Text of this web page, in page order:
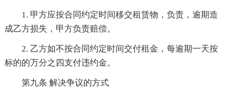
1. 甲方应按合同约定时间移交租赁物，负责，逾期造
成乙方损失，甲方负责赔偿。
2. 乙方如不按合同约定时间交付租金，每逾期一天按
标的的万分之四支付违约金。
第九条 解决争议的方式